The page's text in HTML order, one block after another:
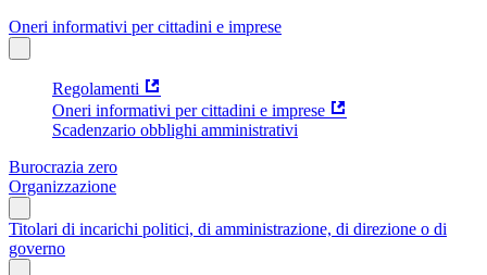
Oneri informativi per cittadini e imprese
Regolamenti
Oneri informativi per cittadini e imprese
Scadenzario obblighi amministrativi
Burocrazia zero
Organizzazione
Titolari di incarichi politici, di amministrazione, di direzione o di
governo